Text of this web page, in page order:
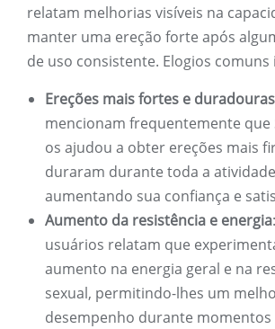
relatam melhorias visíveis na
manter uma ereção forte após
de uso consistente. Elogios comuns
Ereções mais fortes e duradouras
mencionam frequentemente que
os ajudou a obter ereções mais
duraram durante toda a
aumentando sua confiança e
Aumento da resistência e energia
usuários relatam que
aumento na energia geral e na
sexual, permitindo-lhes um
desempenho durante